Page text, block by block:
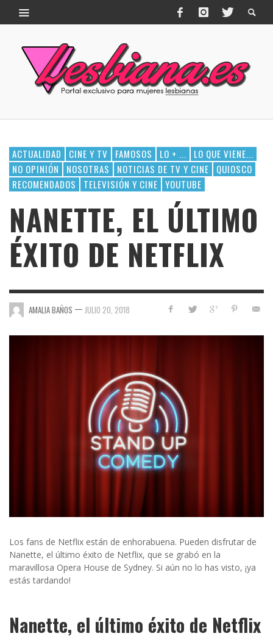
ACTUALIDAD CINE Y TV FAMOSOS LO + ...
LO QUE VIENE...
NO OPINIÓN
NOSOTRAS NOTICIAS DE TV Y CINE
QUIOSCO
RECOMENDADOS
TELEVISIÓN Y CINE YOUTUBE
NANETTE, EL ÚLTIMO
ÉXITO DE NETFLIX
AMALIA BAÑOS — JULIO 20, 2018
Los fans de Netflix están de enhorabuena. Pueden disfrutar de
Nanette, el último éxito de Netflix, que se grabó en la
maravillosa Opera House de Sydney. Si aún no lo has visto, ¡ya
estás tardando!
Nanette, el último éxito de Netflix